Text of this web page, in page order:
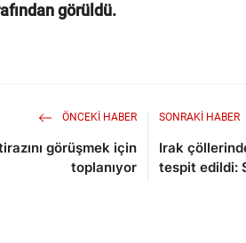
görüldü.
ÖNCEKI HABER
görüşmek için
toplanıyor
SONRAKI HABER
Irak
tespit edildi: